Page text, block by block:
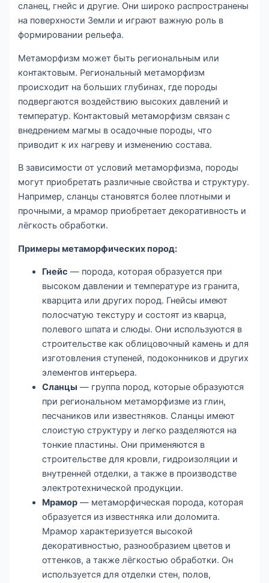
сланец, гнейс и другие. Они широко распространены
на поверхности Земли и играют важную роль в
формировании рельефа.
Метаморфизм может быть региональным или
контактовым. Региональный метаморфизм
происходит на больших глубинах, где породы
подвергаются воздействию высоких давлений и
температур. Контактовый метаморфизм связан с
внедрением магмы в осадочные породы, что
приводит к их нагреву и изменению состава.
В зависимости от условий метаморфизма, породы
могут приобретать различные свойства и структуру.
Например, сланцы становятся более плотными и
прочными, а мрамор приобретает декоративность и
лёгкость обработки.
Примеры метаморфических пород:
Гнейс — порода, которая образуется при
высоком давлении и температуре из гранита,
кварцита или других пород. Гнейсы имеют
полосчатую текстуру и состоят из кварца,
полевого шпата и слюды. Они используются в
строительстве как облицовочный камень и для
изготовления ступеней, подоконников и других
элементов интерьера.
Сланцы — группа пород, которые образуются
при региональном метаморфизме из глин,
песчаников или известняков. Сланцы имеют
слоистую структуру и легко разделяются на
тонкие пластины. Они применяются в
строительстве для кровли, гидроизоляции и
внутренней отделки, а также в производстве
электротехнической продукции.
Мрамор — метаморфическая порода, которая
образуется из известняка или доломита.
Мрамор характеризуется высокой
декоративностью, разнообразием цветов и
оттенков, а также лёгкостью обработки. Он
используется для отделки стен, полов,